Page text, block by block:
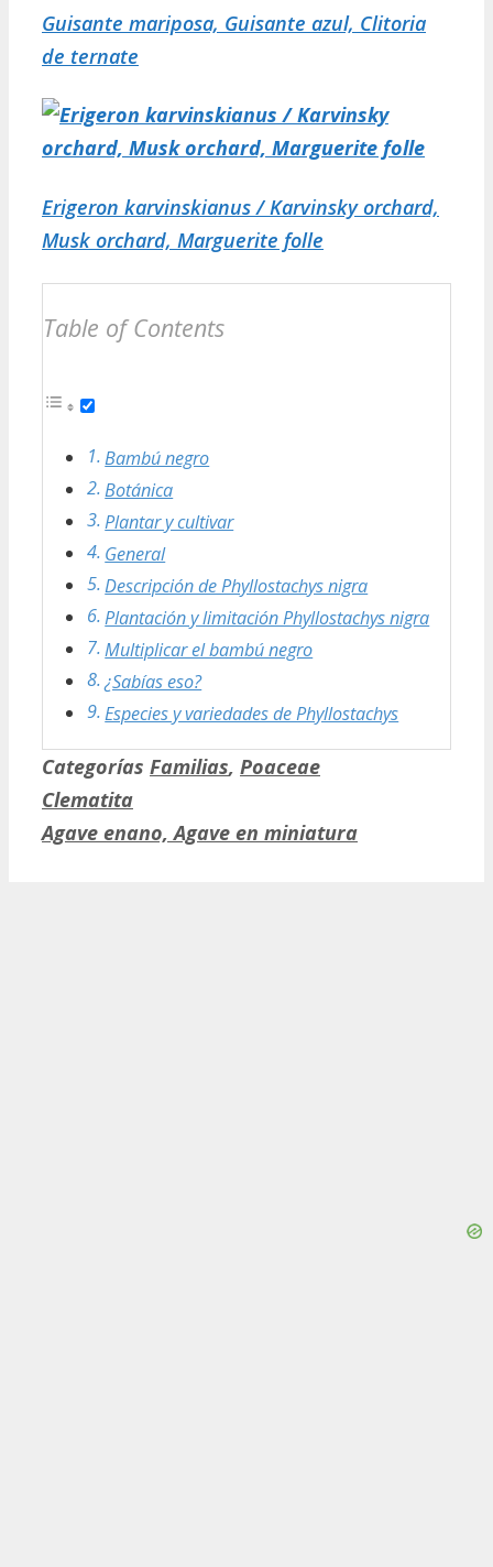
Guisante mariposa, Guisante azul, Clitoria
de ternate
Erigeron karvinskianus / Karvinsky orchard,
Musk orchard, Marguerite folle
Table of Contents
Bambú negro
Botánica
Plantar y cultivar
General
Descripción de Phyllostachys nigra
Plantación y limitación Phyllostachys nigra
Multiplicar el bambú negro
¿Sabías eso?
Especies y variedades de Phyllostachys
Categorías Familias, Poaceae
Clematita
Agave enano, Agave en miniatura